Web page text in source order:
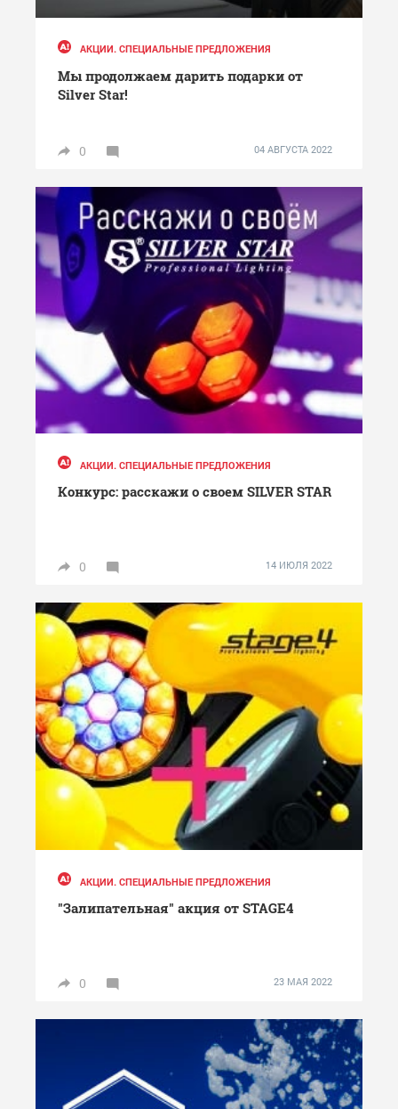
АКЦИИ. СПЕЦИАЛЬНЫЕ ПРЕДЛОЖЕНИЯ
Мы продолжаем дарить подарки от
Silver Star!
0 04 АВГУСТА 2022
АКЦИИ. СПЕЦИАЛЬНЫЕ ПРЕДЛОЖЕНИЯ
Конкурс: расскажи о своем SILVER STAR
0 14 ИЮЛЯ 2022
АКЦИИ. СПЕЦИАЛЬНЫЕ ПРЕДЛОЖЕНИЯ
"Залипательная" акция от STAGE4
0 23 МАЯ 2022